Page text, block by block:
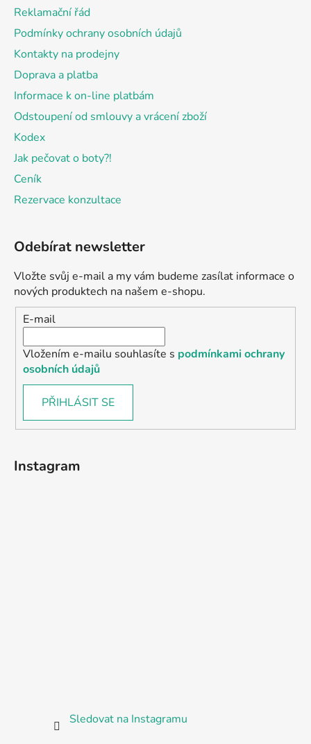
Reklamační řád
Podmínky ochrany osobních údajů
Kontakty na prodejny
Doprava a platba
Informace k on-line platbám
Odstoupení od smlouvy a vrácení zboží
Kodex
Jak pečovat o boty?!
Ceník
Rezervace konzultace
Odebírat newsletter
Vložte svůj e-mail a my vám budeme zasílat informace o
nových produktech na našem e-shopu.
E-mail
Vložením e-mailu souhlasíte s podmínkami ochrany
osobních údajů
PŘIHLÁSIT SE
Instagram
Sledovat na Instagramu